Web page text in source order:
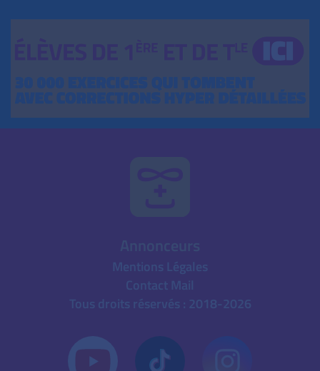
Mentions Légales
Contact Mail
Tous droits réservés : 2018-2026